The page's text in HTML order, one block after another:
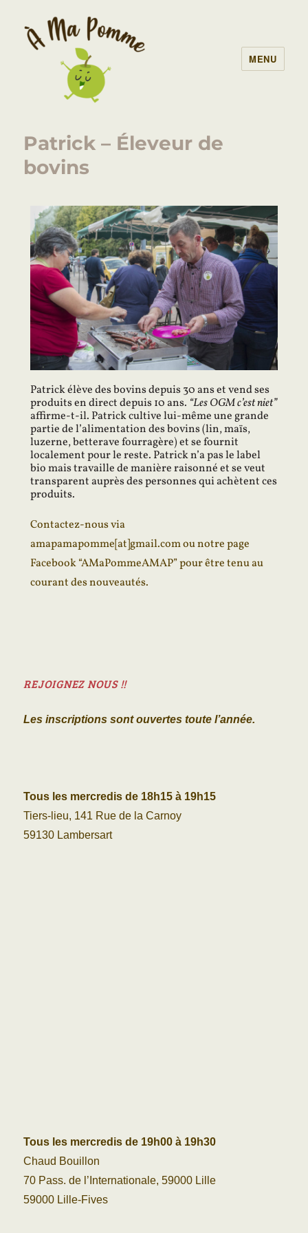
MENU
Patrick – Éleveur de
bovins
Patrick élève des bovins depuis 30 ans et vend ses
produits en direct depuis 10 ans.
“Les OGM c’est niet”
affirme-t-il. Patrick cultive lui-même une grande
partie de l’alimentation des bovins (lin, maïs,
luzerne, betterave fourragère) et se fournit
localement pour le reste. Patrick n’a pas le label
bio mais travaille de manière raisonné et se veut
transparent auprès des personnes qui achètent ces
produits.
Contactez-nous via
amapamapomme[at]gmail.comounotre page
Facebook “AMaPommeAMAP”pour être tenu au
courant des nouveautés.
REJOIGNEZ NOUS !!
Les inscriptions sont ouvertes toute l’année.
Tous les mercredis de 18h15 à 19h15
Tiers-lieu, 141 Rue de la Carnoy
59130 Lambersart
Tous les mercredis de 19h00 à 19h30
Chaud Bouillon
70 Pass. de l’Internationale, 59000 Lille
59000 Lille-Fives